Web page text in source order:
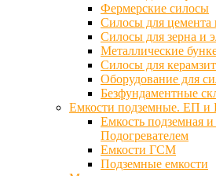
Фермерские силосы
Силосы для
Силосы для зерна и
Металлические
Силосы для
Оборудование для
Безфундаментные
Емкости подземные. ЕП
Емкость подземная
Подогревателем
Емкости ГСМ
Подземные емкости